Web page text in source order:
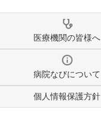
医療機関の皆様へ
病院なびについて
個人情報保護方針